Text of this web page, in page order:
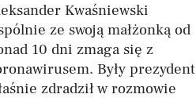
Kwaśniewski
ze swoją małżonką od
10 dni zmaga się z
Były prezydent
zdradził w rozmowie